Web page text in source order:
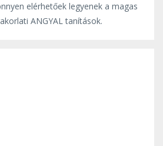
elérhetőek legyenek a magas
ANGYAL tanítások.